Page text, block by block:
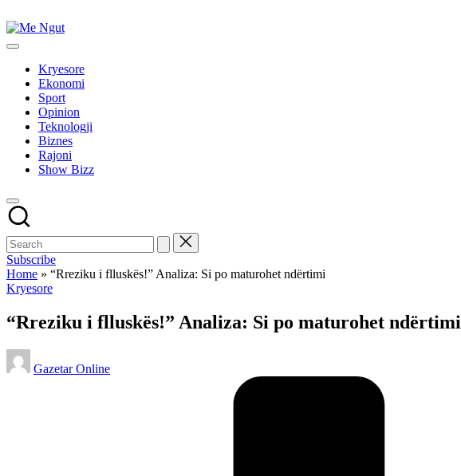
to
content
Me
Këtu
lajmet
ngut
Kryesore
Ekonomi
Sport
Opinion
Teknologji
Biznes
Rajoni
Show Bizz
Subscribe
Home » “Rreziku i flluskës!” Analiza: Si po maturohet ndërtimi
Posted
Kryesore
“Rreziku i flluskës!” Analiza: Si po maturohet ndërtimi
Posted
by
Gazetar Online